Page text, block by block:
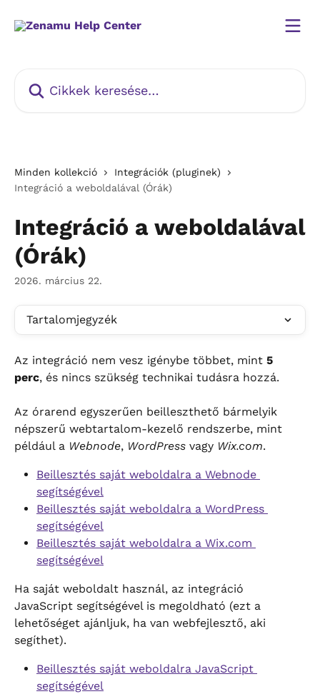
Minden kollekció
Integrációk (pluginek)
Integráció a weboldalával (Órák)
Integráció a weboldalával
(Órák)
2026. március 22.
Tartalomjegyzék
Az integráció nem vesz igénybe többet, mint 5
perc, és nincs szükség technikai tudásra hozzá.
Az órarend egyszerűen beilleszthető bármelyik
népszerű webtartalom-kezelő rendszerbe, mint
például a Webnode, WordPress vagy Wix.com.
Beillesztés saját weboldalra a Webnode
segítségével
Beillesztés saját weboldalra a WordPress
segítségével
Beillesztés saját weboldalra a Wix.com
segítségével
Ha saját weboldalt használ, az integráció
JavaScript segítségével is megoldható (ezt a
lehetőséget ajánljuk, ha van webfejlesztő, aki
segíthet).
Beillesztés saját weboldalra JavaScript
segítségével